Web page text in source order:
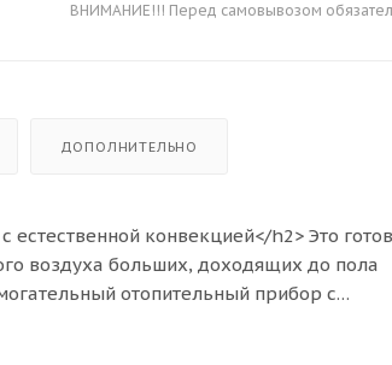
ВНИМАНИЕ!!! Перед самовывозом
ДОПОЛНИТЕЛЬНО
естественной конвекцией</h2> Это
воздуха больших, доходящих до пола
отопительный прибор с